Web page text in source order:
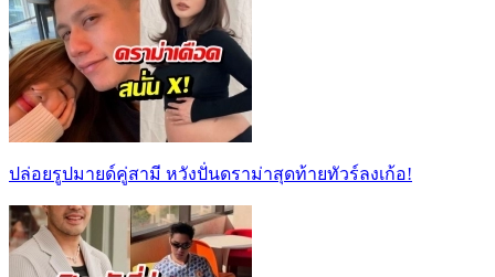
ปล่อยรูปมายด์คู่สามี หวังปั่นดราม่าสุดท้ายทัวร์ลงเก้อ!